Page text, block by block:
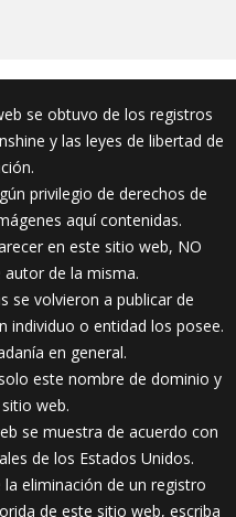
se obtuvo de los registros
y las leyes de libertad de
privilegio de derechos de
aquí contenidas.
en este sitio web, NO
de la misma.
se volvieron a publicar de
individuo o entidad los posee.
en general.
este nombre de dominio y
web.
se muestra de acuerdo con
de los Estados Unidos.
eliminación de un registro
de este sitio web, escriba